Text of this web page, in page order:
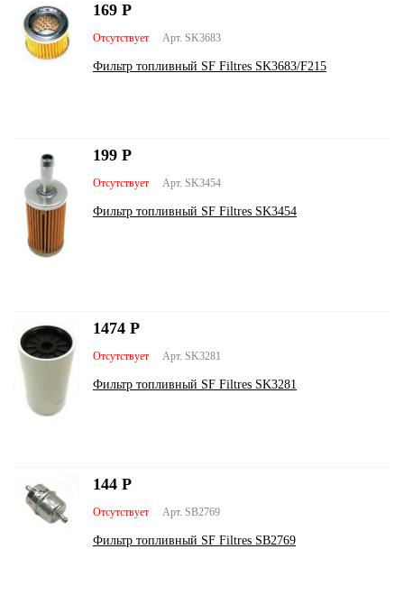
Арт. SK3683
Отсутствует
Фильтр топливный SF Filtres SK3683/F215
169 Р
Арт. SK3454
Отсутствует
Фильтр топливный SF Filtres SK3454
199 Р
Арт. SK3281
Отсутствует
Фильтр топливный SF Filtres SK3281
1474 Р
Арт. SB2769
Отсутствует
Фильтр топливный SF Filtres SB2769
144 Р